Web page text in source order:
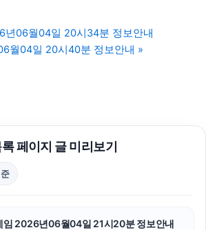
서초구하수구막힘
병원마케팅
년06월04일 20시34분 정보안내
월04일 20시40분 정보안내 »
페이지 글 미리보기
임 2026년06월04일 21시20분 정보안내